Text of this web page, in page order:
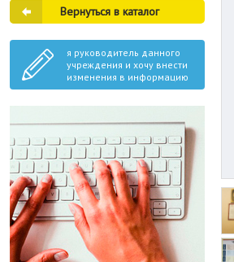
Вернуться в каталог
я руководитель данного
учреждения и хочу внести
изменения в информацию